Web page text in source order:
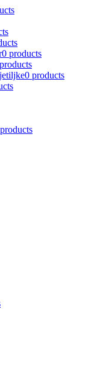
0 products
0 products